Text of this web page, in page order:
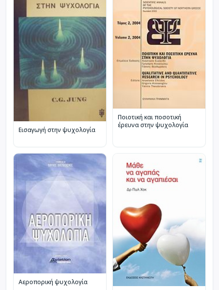
Εισαγωγή στην ψυχολογία
Ποιοτική και ποσοτική
έρευνα στην ψυχολογία
Αεροπορική ψυχολογία